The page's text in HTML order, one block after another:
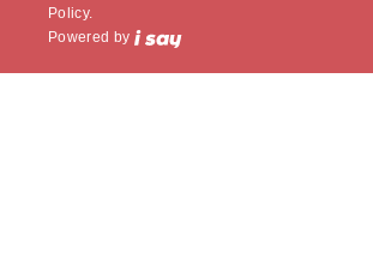
Policy.
Powered by